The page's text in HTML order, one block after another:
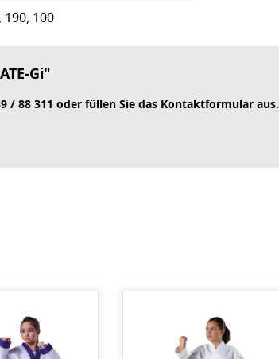
190, 100
Gi"
/ 88 311 oder füllen Sie das Kontaktformular aus.